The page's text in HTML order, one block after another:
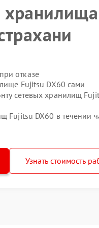
хранилища
отказе
Fujitsu DX60 сами
сетевых хранилищ
Fujitsu DX60 в течении
Узнать стоимость